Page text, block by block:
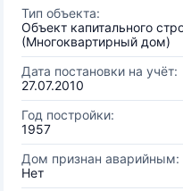
Тип объекта:
Объект капитального
(Многоквартирный дом)
Дата постановки на учёт:
27.07.2010
Год постройки:
1957
Дом признан аварийным:
Нет